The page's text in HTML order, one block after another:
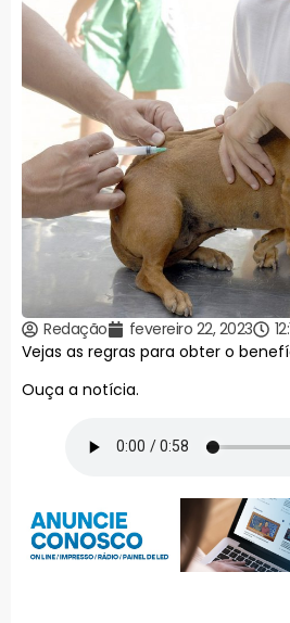
Redação fevereiro 22, 2023
Vejas as regras para obter o
Ouça a notícia.